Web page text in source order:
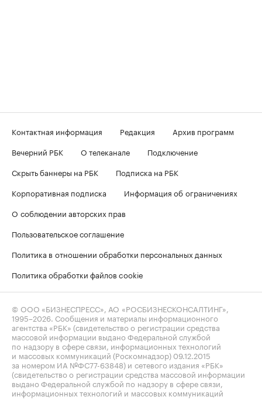
Контактная информация Редакция
Архив программ
Вечерний РБК
О телеканале
Подключение
Скрыть баннеры на РБК
Подписка на РБК
Корпоративная подписка
Информация об ограничениях
О соблюдении авторских прав
Пользовательское соглашение
Политика в отношении обработки персональных данных
Политика обработки файлов cookie
© ООО «БИЗНЕСПРЕСС», АО «РОСБИЗНЕСКОНСАЛТИНГ»,
1995–2026. Сообщения и материалы информационного
агентства «РБК» (свидетельство о регистрации средства
массовой информации выдано Федеральной службой
по надзору в сфере связи, информационных технологий
и массовых коммуникаций (Роскомнадзор) 09.12.2015
за номером ИА №ФС77-63848) и сетевого издания «РБК»
(свидетельство о регистрации средства массовой информации
выдано Федеральной службой по надзору в сфере связи,
информационных технологий и массовых коммуникаций